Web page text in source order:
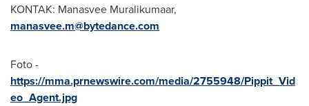
KONTAK: Manasvee Muralikumaar,
manasvee.m@bytedance.com
Foto -
https://mma.prnewswire.com/media/2755948/Pippit_Vid
eo_Agent.jpg